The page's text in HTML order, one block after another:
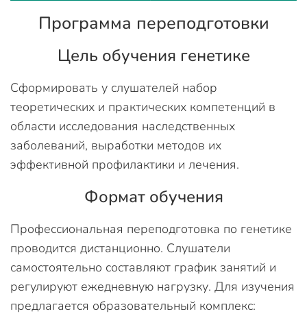
Программа переподготовки
Цель обучения генетике
Сформировать у слушателей набор
теоретических и практических компетенций в
области исследования наследственных
заболеваний, выработки методов их
эффективной профилактики и лечения.
Формат обучения
Профессиональная переподготовка по генетике
проводится дистанционно. Слушатели
самостоятельно составляют график занятий и
регулируют ежедневную нагрузку. Для изучения
предлагается образовательный комплекс: